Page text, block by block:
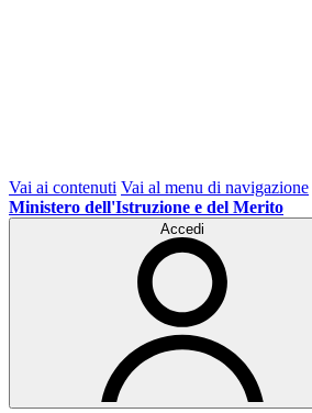
Vai ai contenuti Vai al menu di navigazione
Ministero dell'Istruzione e del Merito
Accedi